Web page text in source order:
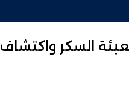
السكر واكتشاف